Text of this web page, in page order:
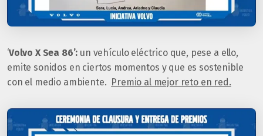
‘Volvo X Sea 86’: un vehículo eléctrico que, pese a ello,
emite sonidos en ciertos momentos y que es sostenible
con el medio ambiente. Premio al mejor reto en red.